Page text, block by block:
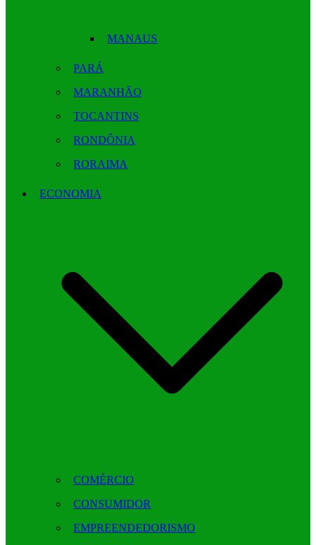
MANAUS
PARÁ
MARANHÃO
TOCANTINS
RONDÔNIA
RORAIMA
ECONOMIA
COMÉRCIO
CONSUMIDOR
EMPREENDEDORISMO